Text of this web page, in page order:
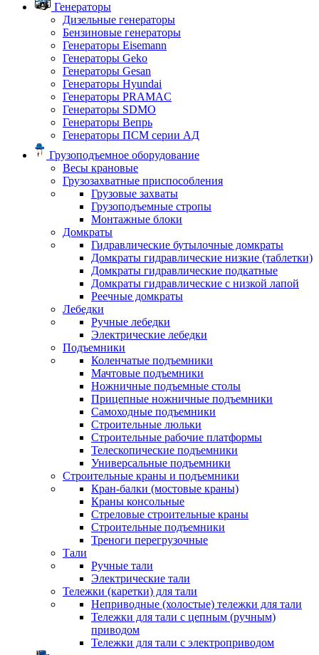
Генераторы
Дизельные генераторы
Бензиновые генераторы
Генераторы Eisemann
Генераторы Geko
Генераторы Gesan
Генераторы Hyundai
Генераторы PRAMAC
Генераторы SDMO
Генераторы Вепрь
Генераторы ПСМ серии АД
Грузоподъемное оборудование
Весы крановые
Грузозахватные приспособления
Грузовые захваты
Грузоподъемные стропы
Монтажные блоки
Домкраты
Гидравлические бутылочные домкраты
Домкраты гидравлические низкие (таблетки)
Домкраты гидравлические подкатные
Домкраты гидравлические с низкой лапой
Реечные домкраты
Лебедки
Ручные лебедки
Электрические лебедки
Подъемники
Коленчатые подъемники
Мачтовые подъемники
Ножничные подъемные столы
Прицепные ножничные подъемники
Самоходные подъемники
Строительные люльки
Строительные рабочие платформы
Телескопические подъемники
Универсальные подъемники
Строительные краны и подъемники
Кран-балки (мостовые краны)
Краны консольные
Стреловые строительные краны
Строительные подъемники
Треноги перегрузочные
Тали
Ручные тали
Электрические тали
Тележки (каретки) для тали
Неприводные (холостые) тележки для тали
Тележки для тали с цепным (ручным)
приводом
Тележки для тали с электроприводом